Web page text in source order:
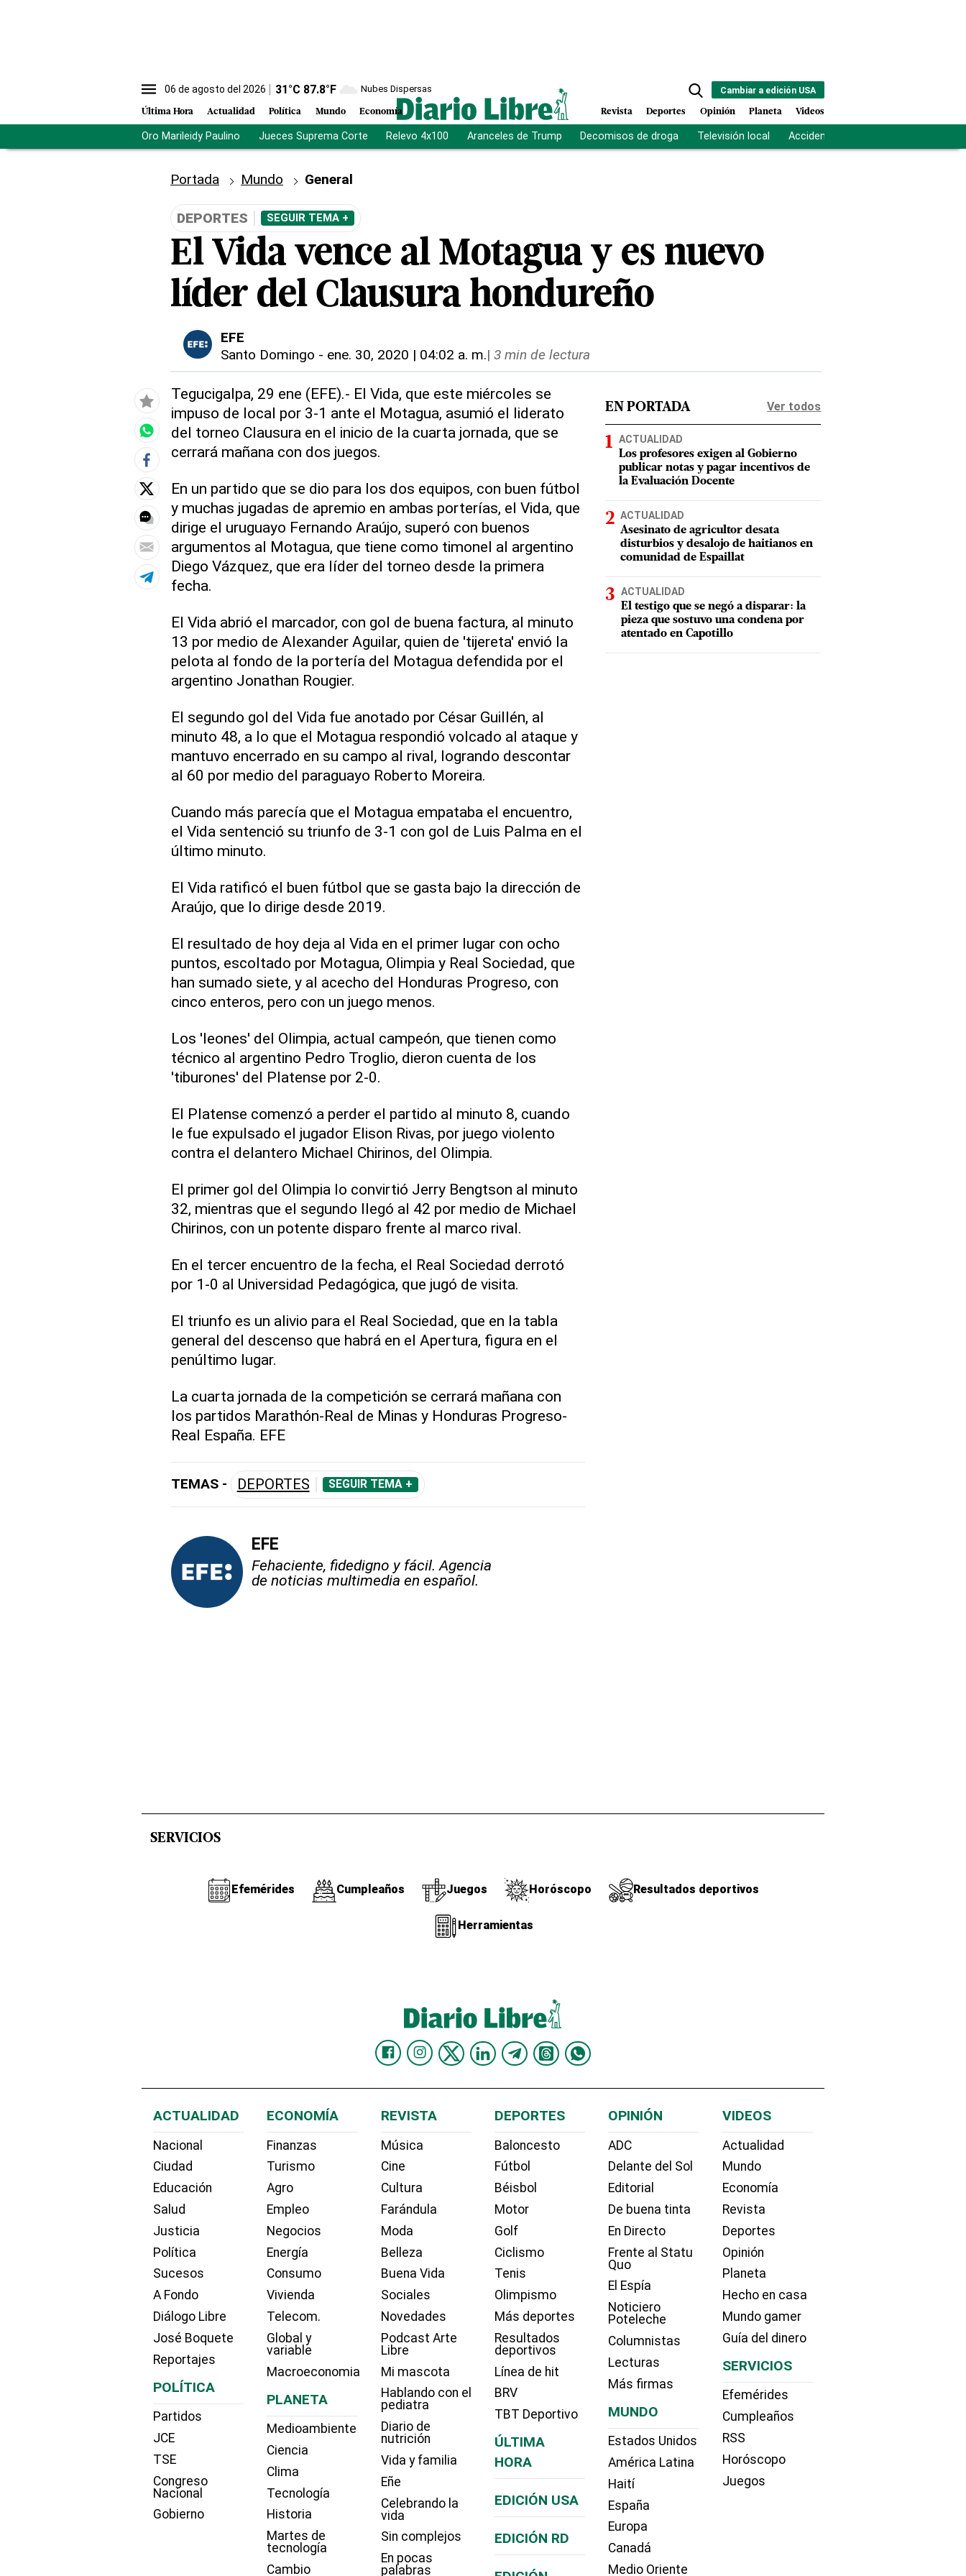
06 de agosto del 2026 31°C 87.8°F Nubes Dispersas
Última Hora Actualidad Política Mundo Economía
Cambiar a edición USA
Revista Deportes Opinión Planeta Videos
Oro Marileidy Paulino Jueces Suprema Corte Relevo 4x100 Aranceles de Trump Decomisos de droga Televisión local Accidente Los Ríos
Portada Mundo General
DEPORTES SEGUIR TEMA +
El Vida vence al Motagua y es nuevo
líder del Clausura hondureño
EFE
Santo Domingo - ene. 30, 2020 | 04:02 a. m.| 3 min de lectura
Tegucigalpa, 29 ene (EFE).- El Vida, que este miércoles se
impuso de local por 3-1 ante el Motagua, asumió el liderato
del torneo Clausura en el inicio de la cuarta jornada, que se
cerrará mañana con dos juegos.
En un partido que se dio para los dos equipos, con buen fútbol
y muchas jugadas de apremio en ambas porterías, el Vida, que
dirige el uruguayo Fernando Araújo, superó con buenos
argumentos al Motagua, que tiene como timonel al argentino
Diego Vázquez, que era líder del torneo desde la primera
fecha.
El Vida abrió el marcador, con gol de buena factura, al minuto
13 por medio de Alexander Aguilar, quien de 'tijereta' envió la
pelota al fondo de la portería del Motagua defendida por el
argentino Jonathan Rougier.
El segundo gol del Vida fue anotado por César Guillén, al
minuto 48, a lo que el Motagua respondió volcado al ataque y
mantuvo encerrado en su campo al rival, logrando descontar
al 60 por medio del paraguayo Roberto Moreira.
Cuando más parecía que el Motagua empataba el encuentro,
el Vida sentenció su triunfo de 3-1 con gol de Luis Palma en el
último minuto.
El Vida ratificó el buen fútbol que se gasta bajo la dirección de
Araújo, que lo dirige desde 2019.
El resultado de hoy deja al Vida en el primer lugar con ocho
puntos, escoltado por Motagua, Olimpia y Real Sociedad, que
han sumado siete, y al acecho del Honduras Progreso, con
cinco enteros, pero con un juego menos.
Los 'leones' del Olimpia, actual campeón, que tienen como
técnico al argentino Pedro Troglio, dieron cuenta de los
'tiburones' del Platense por 2-0.
El Platense comenzó a perder el partido al minuto 8, cuando
le fue expulsado el jugador Elison Rivas, por juego violento
contra el delantero Michael Chirinos, del Olimpia.
El primer gol del Olimpia lo convirtió Jerry Bengtson al minuto
32, mientras que el segundo llegó al 42 por medio de Michael
Chirinos, con un potente disparo frente al marco rival.
En el tercer encuentro de la fecha, el Real Sociedad derrotó
por 1-0 al Universidad Pedagógica, que jugó de visita.
El triunfo es un alivio para el Real Sociedad, que en la tabla
general del descenso que habrá en el Apertura, figura en el
penúltimo lugar.
La cuarta jornada de la competición se cerrará mañana con
los partidos Marathón-Real de Minas y Honduras Progreso-
Real España. EFE
TEMAS - DEPORTES SEGUIR TEMA +
EFE
Fehaciente, fidedigno y fácil. Agencia
de noticias multimedia en español.
EN PORTADA Ver todos
ACTUALIDAD
Los profesores exigen al Gobierno
publicar notas y pagar incentivos de
la Evaluación Docente
ACTUALIDAD
Asesinato de agricultor desata
disturbios y desalojo de haitianos en
comunidad de Espaillat
ACTUALIDAD
El testigo que se negó a disparar: la
pieza que sostuvo una condena por
atentado en Capotillo
SERVICIOS
Efemérides Cumpleaños Juegos Horóscopo Resultados deportivos
Herramientas
ACTUALIDAD
Nacional
Ciudad
Educación
Salud
Justicia
Política
Sucesos
A Fondo
Diálogo Libre
José Boquete
Reportajes
POLÍTICA
Partidos
JCE
TSE
Congreso
Nacional
Gobierno
ECONOMÍA
Finanzas
Turismo
Agro
Empleo
Negocios
Energía
Consumo
Vivienda
Telecom.
Global y
variable
Macroeconomia
PLANETA
Medioambiente
Ciencia
Clima
Tecnología
Historia
Martes de
tecnología
Cambio
REVISTA
Música
Cine
Cultura
Farándula
Moda
Belleza
Buena Vida
Sociales
Novedades
Podcast Arte
Libre
Mi mascota
Hablando con el
pediatra
Diario de
nutrición
Vida y familia
Eñe
Celebrando la
vida
Sin complejos
En pocas
palabras
DEPORTES
Baloncesto
Fútbol
Béisbol
Motor
Golf
Ciclismo
Tenis
Olimpismo
Más deportes
Resultados
deportivos
Línea de hit
BRV
TBT Deportivo
ÚLTIMA
HORA
EDICIÓN USA
EDICIÓN RD
OPINIÓN
ADC
Delante del Sol
Editorial
De buena tinta
En Directo
Frente al Statu
Quo
El Espía
Noticiero
Poteleche
Columnistas
Lecturas
Más firmas
MUNDO
Estados Unidos
América Latina
Haití
España
Europa
Canadá
Medio Oriente
VIDEOS
Actualidad
Mundo
Economía
Revista
Deportes
Opinión
Planeta
Hecho en casa
Mundo gamer
Guía del dinero
SERVICIOS
Efemérides
Cumpleaños
RSS
Horóscopo
Juegos